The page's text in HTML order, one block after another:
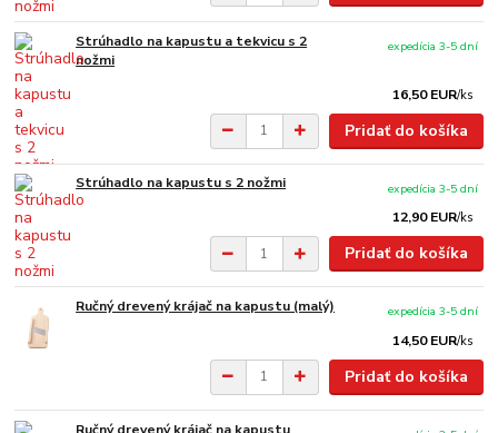
Strúhadlo na kapustu a tekvicu s 2
nožmi
16,50 EUR/ks
expedícia 3-5 dní
Pridať do košíka
Strúhadlo na kapustu s 2 nožmi
12,90 EUR/ks
expedícia 3-5 dní
Pridať do košíka
Ručný drevený krájač na kapustu (malý)
14,50 EUR/ks
expedícia 3-5 dní
Pridať do košíka
Ručný drevený krájač na kapustu